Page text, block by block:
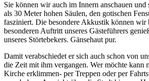
Sie können wir auch im Innern anschauen und
als 30 Meter hohen Säulen, den gotischen
fasziniert. Die besondere Akkustik können wir
besonderen Auftritt unseres Gästeführers
unseres Störtebekers. Gänsehaut pur.
Damit verabschiedet er sich auch schon von
die Zeit mit ihm vergangen. Wer möchte kann
Kirche erklimmen- per Treppen oder per